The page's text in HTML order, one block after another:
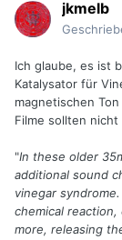
jkmelb
Ich glaube, es ist
Katalysator für
magnetischen
Filme sollten
"In these older
additional sound
vinegar
chemical
more, releasing